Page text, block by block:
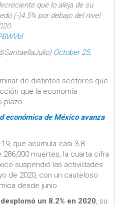
que lo aleja de su
(-)4.5% por debajo del nivel
October 25,
de distintos sectores que
que la economía
plazo.
económica de México avanza
que acumula casi 3.8
muertes, la cuarta cifra
suspendió las actividades
de 2020, con un cauteloso
desde junio.
un 8.2% en 2020, su